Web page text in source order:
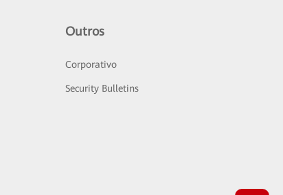
Outros
Corporativo
Security Bulletins